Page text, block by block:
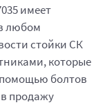
имеет
любом
стойки СК
которые
болтов
продажу